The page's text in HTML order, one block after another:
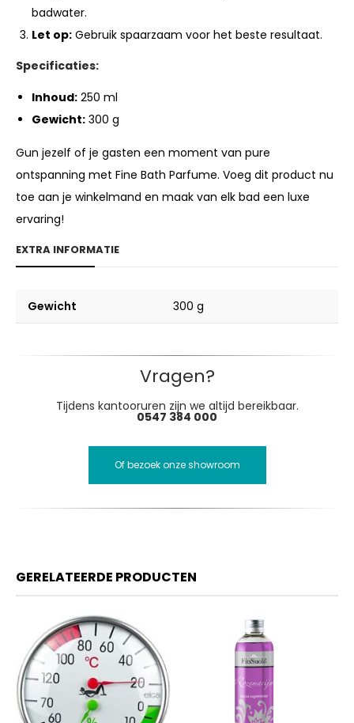
badwater.
Let op: Gebruik spaarzaam voor het beste resultaat.
Specificaties:
Inhoud: 250 ml
Gewicht: 300 g
Gun jezelf of je gasten een moment van pure
ontspanning met Fine Bath Parfume. Voeg dit product nu
toe aan je winkelmand en maak van elk bad een luxe
ervaring!
EXTRA INFORMATIE
Gewicht 300 g
Vragen?
Tijdens kantooruren zijn we altijd bereikbaar.
0547 384 000
Of bezoek onze showroom
GERELATEERDE PRODUCTEN